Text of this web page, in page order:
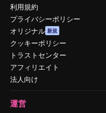
利用規約
プライバシーポリシー
オリジナル 新規
クッキーポリシー
トラストセンター
アフィリエイト
法人向け
運営